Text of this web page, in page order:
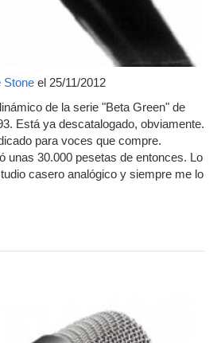
Stone el 25/11/2012
de la serie "Beta Green" de
Está ya descatalogado, obviamente.
para voces que compre.
unas 30.000 pesetas de entonces. Lo
casero analógico y siempre me lo